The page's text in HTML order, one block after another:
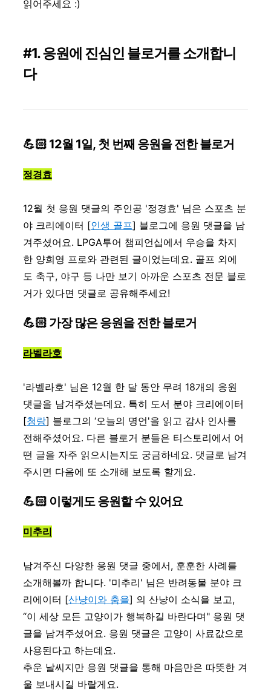
읽어주세요 :)
#1. 응원에 진심인 블로거를 소개합니
다
💪🏻 12월 1일, 첫 번째 응원을 전한 블로거
정경효
12월 첫 응원 댓글의 주인공 '정경효' 님은 스포츠 분
야 크리에이터 [인생 골프] 블로그에 응원 댓글을 남
겨주셨어요. LPGA투어 챔피언십에서 우승을 차지
한 양희영 프로와 관련된 글이었는데요. 골프 외에
도 축구, 야구 등 나만 보기 아까운 스포츠 전문 블로
거가 있다면 댓글로 공유해주세요!
💪🏻 가장 많은 응원을 전한 블로거
라벨라호
'라벨라호' 님은 12월 한 달 동안 무려 18개의 응원
댓글을 남겨주셨는데요. 특히 도서 분야 크리에이터
[청랑] 블로그의 ‘오늘의 명언'을 읽고 감사 인사를
전해주셨어요. 다른 블로거 분들은 티스토리에서 어
떤 글을 자주 읽으시는지도 궁금하네요. 댓글로 남겨
주시면 다음에 또 소개해 보도록 할게요.
💪🏻 이렇게도 응원할 수 있어요
미추리
남겨주신 다양한 응원 댓글 중에서, 훈훈한 사례를
소개해볼까 합니다. '미추리' 님은 반려동물 분야 크
리에이터 [산냥이와 춤을] 의 산냥이 소식을 보고,
“이 세상 모든 고양이가 행복하길 바란다며" 응원 댓
글을 남겨주셨어요. 응원 댓글은 고양이 사료값으로
사용된다고 하는데요.
추운 날씨지만 응원 댓글을 통해 마음만은 따뜻한 겨
울 보내시길 바랄게요.